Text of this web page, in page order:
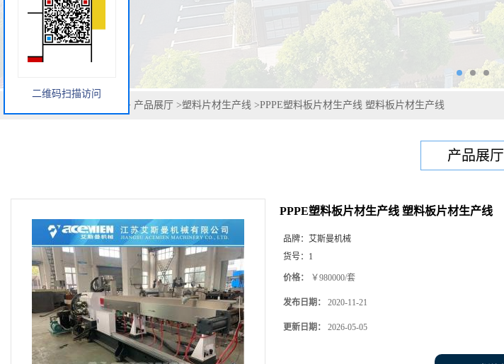
> 产品展厅 >塑料片材生产线 >PPPE塑料板片材生产线 塑料板片材生产线
产品展厅
PPPE塑料板片材生产线 塑料板片材生产线
品牌： 艾斯曼机械
货号： 1
价格： ￥980000/套
发布日期： 2020-11-21
更新日期： 2026-05-05
二维码扫描访问